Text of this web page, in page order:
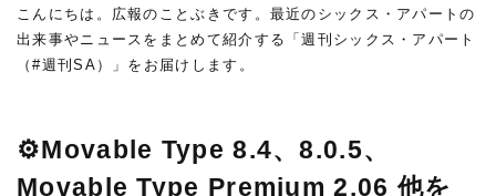
こんにちは。広報のことぶきです。最近のシックス・アパートの
出来事やニュースをまとめて紹介する「週刊シックス・アパート
（#週刊SA）」をお届けします。
⚙Movable Type 8.4、8.0.5、
Movable Type Premium 2.06 他を